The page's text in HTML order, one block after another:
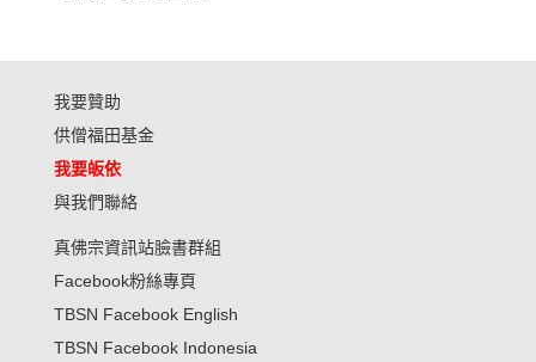
我要贊助
供僧福田基金
我要皈依
與我們聯絡
真佛宗資訊站臉書群組
Facebook粉絲專頁
TBSN Facebook English
TBSN Facebook Indonesia